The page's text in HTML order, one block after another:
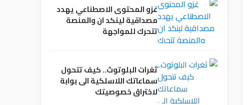
غزو المحتوى الاصطناعي يهدد
مصداقية لينكد ان والمنصة
تتحرك للمواجهة
ثغرات البلوتوث.. كيف تتحول
سماعاتك اللاسلكية الى بوابة
لاختراق خصوصيتك